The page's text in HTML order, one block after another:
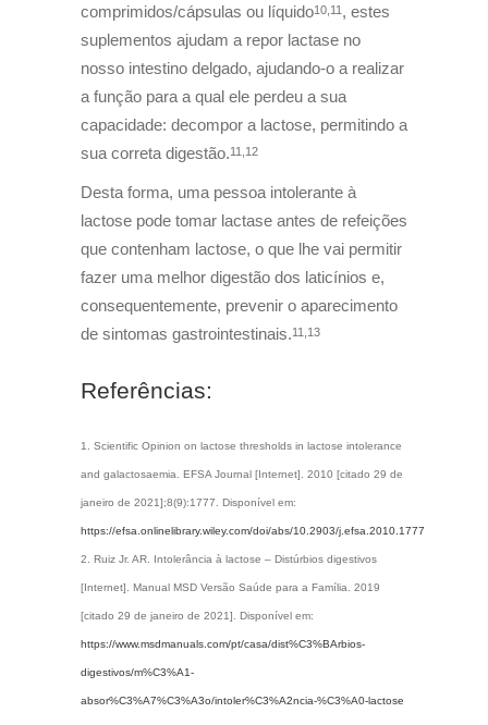
comprimidos/cápsulas ou líquido10,11 , estes
suplementos ajudam a repor lactase no
nosso intestino delgado, ajudando-o a realizar
a função para a qual ele perdeu a sua
capacidade: decompor a lactose, permitindo a
sua correta digestão.11,12
Desta forma, uma pessoa intolerante à
lactose pode tomar lactase antes de refeições
que contenham lactose, o que lhe vai permitir
fazer uma melhor digestão dos laticínios e,
consequentemente, prevenir o aparecimento
de sintomas gastrointestinais.11,13
Referências:
Scientific Opinion on lactose thresholds in lactose intolerance
and galactosaemia. EFSA Journal [Internet]. 2010 [citado 29 de
janeiro de 2021];8(9):1777. Disponível em:
https://efsa.onlinelibrary.wiley.com/doi/abs/10.2903/j.efsa.2010.1777
Ruiz Jr. AR. Intolerância à lactose – Distúrbios digestivos
[Internet]. Manual MSD Versão Saúde para a Família. 2019
[citado 29 de janeiro de 2021]. Disponível em:
https://www.msdmanuals.com/pt/casa/dist%C3%BArbios-
digestivos/m%C3%A1-
absor%C3%A7%C3%A3o/intoler%C3%A2ncia-%C3%A0-lactose